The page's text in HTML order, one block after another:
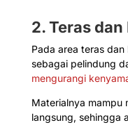
2. Teras
Pada area teras
sebagai pelindung
mengurangi
Materialnya mampu
langsung, sehingga